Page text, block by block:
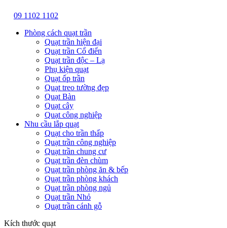
09 1102 1102
Phòng cách quạt trần
Quạt trần hiện đại
Quạt trần Cổ điển
Quạt trần độc – Lạ
Phụ kiện quạt
Quạt ốp trần
Quạt treo tường đẹp
Quạt Bàn
Quạt cây
Quạt công nghiệp
Nhu cầu lắp quạt
Quạt cho trần thấp
Quạt trần công nghiệp
Quạt trần chung cư
Quạt trần đèn chùm
Quạt trần phòng ăn & bếp
Quạt trần phòng khách
Quạt trần phòng ngủ
Quạt trần Nhỏ
Quạt trần cánh gỗ
Kích thước quạt